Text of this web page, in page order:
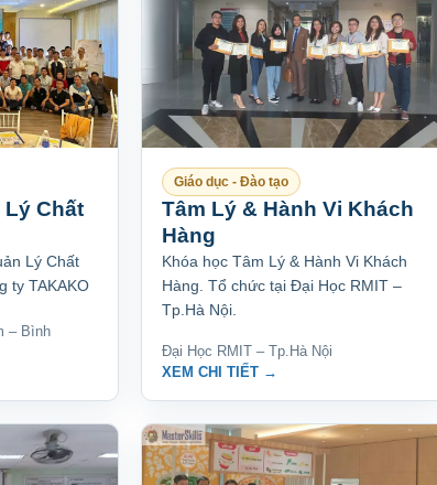
Lý Chất
Lý Chất
ty TAKAKO
– Bình
Giáo dục - Đào tạo
Tâm Lý & Hành Vi Khách
Hàng
Khóa học Tâm Lý & Hành Vi Khách
Hàng. Tổ chức tại Đại Học RMIT –
Tp.Hà Nội.
Đại Học RMIT – Tp.Hà Nội
XEM CHI TIẾT →